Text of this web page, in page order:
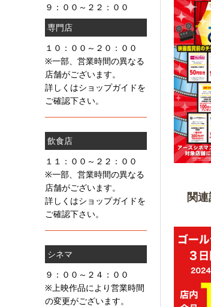
関
９：００～２２：００
専門店
１０：００～２０：００
※一部、営業時間の異なる
店舗がございます。
詳しくはショップガイドを
ご確認下さい。
飲食店
１１：００～２２：００
※一部、営業時間の異なる
店舗がございます。
詳しくはショップガイドを
ご確認下さい。
シネマ
９：００～２４：００
※上映作品により営業時間
の変更がございます。